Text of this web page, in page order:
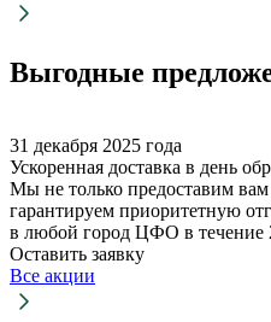
Выгодные
31 декабря 2025 года
Ускоренная доставка в день
Мы не только предоставим
гарантируем приоритетную
в любой город ЦФО в течение
Оставить заявку
Все акции